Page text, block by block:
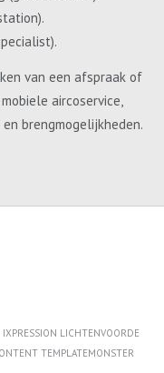
van een afspraak of
aircoservice,
brengmogelijkheden.
LICHTENVOORDE
TEMPLATEMONSTER